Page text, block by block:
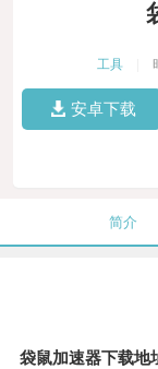
工具
安卓下载
简介
袋鼠加速器下载地